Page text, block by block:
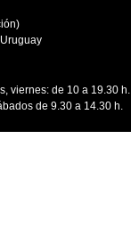
viernes: de 10 a 19.30 h.
de 9.30 a 14.30 h.